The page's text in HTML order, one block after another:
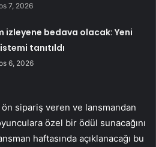
7, 2026
izleyene bedava olacak: Yeni
tanıtıldı
6, 2026
sipariş veren ve lansmandan
özel bir ödül sunacağını
haftasında açıklanacağı bu